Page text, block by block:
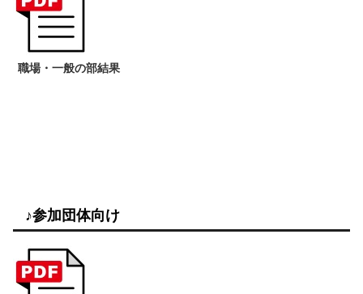
職場・一般の部結果
♪参加団体向け